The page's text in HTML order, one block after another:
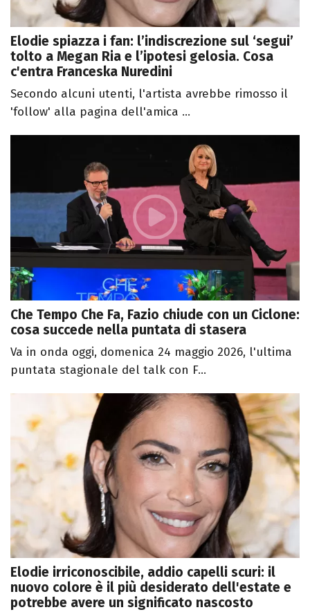
Elodie spiazza i fan: l’indiscrezione sul ‘segui’
tolto a Megan Ria e l’ipotesi gelosia. Cosa
c'entra Franceska Nuredini
Secondo alcuni utenti, l'artista avrebbe rimosso il
'follow' alla pagina dell'amica ...
Che Tempo Che Fa, Fazio chiude con un Ciclone:
cosa succede nella puntata di stasera
Va in onda oggi, domenica 24 maggio 2026, l'ultima
puntata stagionale del talk con F...
Elodie irriconoscibile, addio capelli scuri: il
nuovo colore è il più desiderato dell'estate e
potrebbe avere un significato nascosto